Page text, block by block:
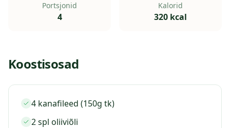
Portsjonid
4
Kalorid
320 kcal
Koostisosad
4 kanafileed (150g tk)
2 spl oliiviõli